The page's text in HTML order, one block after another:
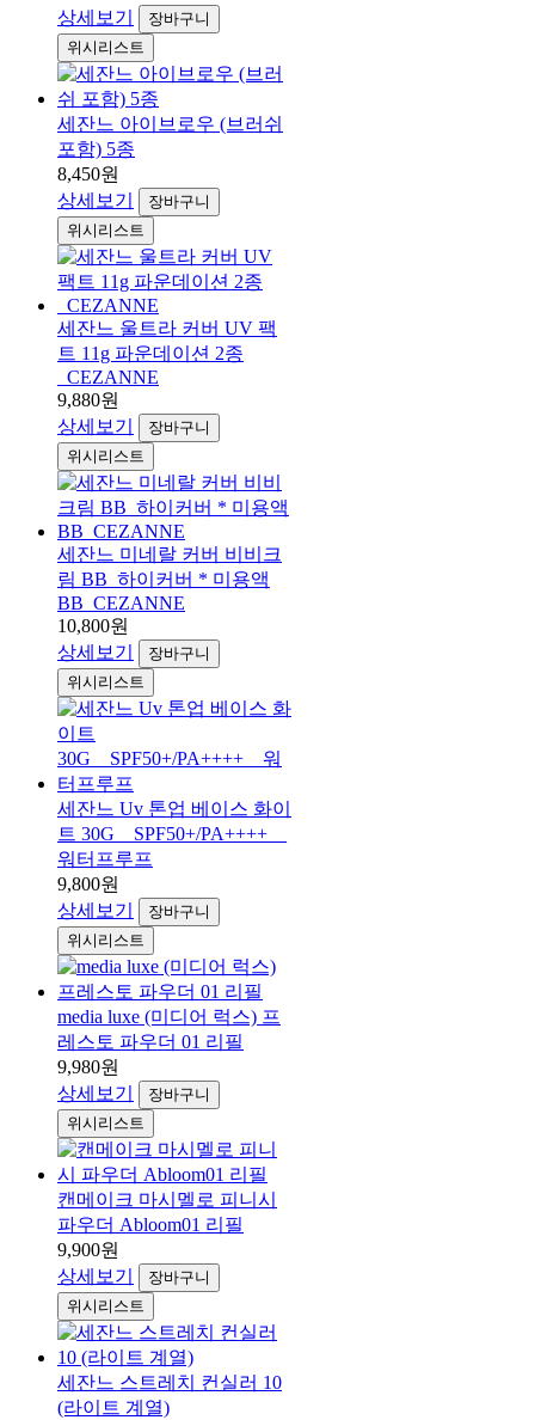
상세보기
장바구니
위시리스트
세잔느 아이브로우 (브러쉬
포함) 5종
8,450원
상세보기
장바구니
위시리스트
세잔느 울트라 커버 UV 팩
트 11g 파운데이션 2종
_CEZANNE
9,880원
상세보기
장바구니
위시리스트
세잔느 미네랄 커버 비비크
림 BB_하이커버 * 미용액
BB_CEZANNE
10,800원
상세보기
장바구니
위시리스트
세잔느 Uv 톤업 베이스 화이
트 30G__SPF50+/PA++++__
워터프루프
9,800원
상세보기
장바구니
위시리스트
media luxe (미디어 럭스) 프
레스토 파우더 01 리필
9,980원
상세보기
장바구니
위시리스트
캔메이크 마시멜로 피니시
파우더 Abloom01 리필
9,900원
상세보기
장바구니
위시리스트
세잔느 스트레치 컨실러 10
(라이트 계열)